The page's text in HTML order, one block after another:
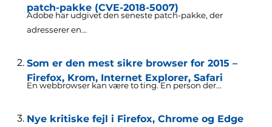
patch-pakke (CVE-2018-5007)
Adobe har udgivet den seneste patch-pakke, der
adresserer en...
Som er den mest sikre browser for 2015 –
Firefox, Krom, Internet Explorer, Safari
En webbrowser kan være to ting. En person der...
Nye kritiske fejl i Firefox, Chrome og Edge